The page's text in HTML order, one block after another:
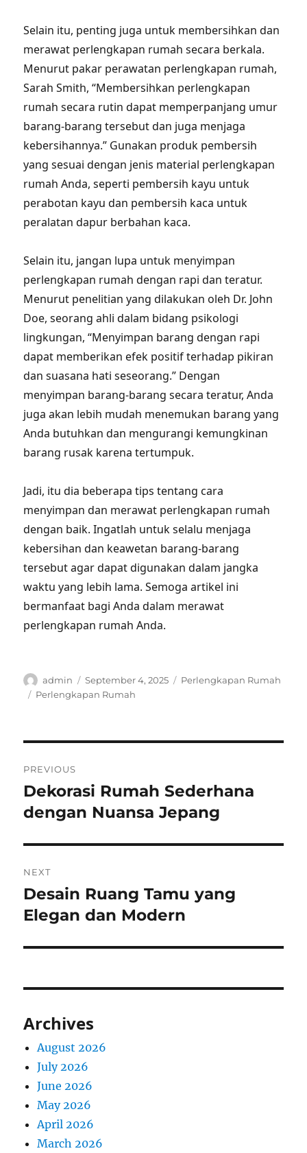
Selain itu, penting juga untuk membersihkan dan
merawat perlengkapan rumah secara berkala.
Menurut pakar perawatan perlengkapan rumah,
Sarah Smith, “Membersihkan perlengkapan
rumah secara rutin dapat memperpanjang umur
barang-barang tersebut dan juga menjaga
kebersihannya.” Gunakan produk pembersih
yang sesuai dengan jenis material perlengkapan
rumah Anda, seperti pembersih kayu untuk
perabotan kayu dan pembersih kaca untuk
peralatan dapur berbahan kaca.
Selain itu, jangan lupa untuk menyimpan
perlengkapan rumah dengan rapi dan teratur.
Menurut penelitian yang dilakukan oleh Dr. John
Doe, seorang ahli dalam bidang psikologi
lingkungan, “Menyimpan barang dengan rapi
dapat memberikan efek positif terhadap pikiran
dan suasana hati seseorang.” Dengan
menyimpan barang-barang secara teratur, Anda
juga akan lebih mudah menemukan barang yang
Anda butuhkan dan mengurangi kemungkinan
barang rusak karena tertumpuk.
Jadi, itu dia beberapa tips tentang cara
menyimpan dan merawat perlengkapan rumah
dengan baik. Ingatlah untuk selalu menjaga
kebersihan dan keawetan barang-barang
tersebut agar dapat digunakan dalam jangka
waktu yang lebih lama. Semoga artikel ini
bermanfaat bagi Anda dalam merawat
perlengkapan rumah Anda.
Author
admin
Posted
on
September 4, 2025 Categories
Perlengkapan Rumah
Tags
Perlengkapan Rumah
navigation
PREVIOUS
Previous
post:
Dekorasi Rumah Sederhana
dengan Nuansa Jepang
NEXT
Next
post:
Desain Ruang Tamu yang
Elegan dan Modern
Archives
August 2026
July 2026
June 2026
May 2026
April 2026
March 2026